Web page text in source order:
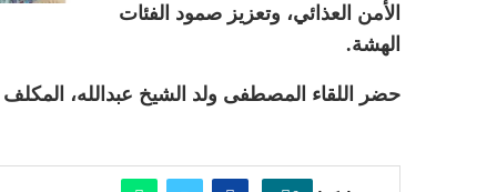
الأمن العذائي، وتعزيز صمود الفئات
الهشة.
حضر اللقاء المصطفى ولد الشيخ عبدالله،